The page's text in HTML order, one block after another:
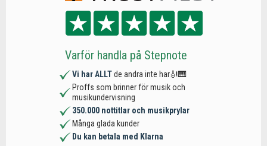
Varför handla på Stepnote
Vi har ALLTde andra inte har🎻🎹
Proffs som brinner för musik och
musikundervisning
350.000 nottitlar och musikprylar
Många glada kunder
Du kan betala med Klarna